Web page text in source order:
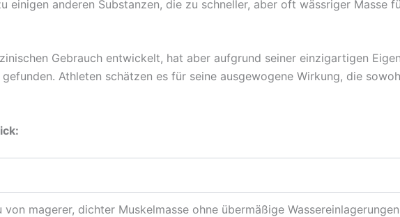
einigen anderen Substanzen, die zu schneller, aber oft wässriger Masse
Gebrauch entwickelt, hat aber aufgrund seiner einzigartigen
Athleten schätzen es für seine ausgewogene Wirkung, die
magerer, dichter Muskelmasse ohne übermäßige